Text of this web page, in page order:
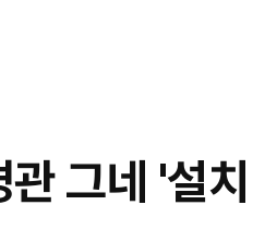
그네 '설치